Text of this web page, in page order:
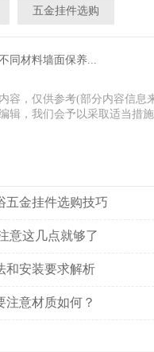
五金挂件选购
同材料墙面保养...
容，仅供参考(部分内容信
辑，我们会予以采取适当措
五金挂件选购技巧
意这几点就够了
和安装要求解析
注意材质如何？